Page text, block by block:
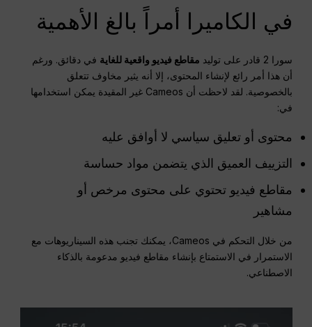
في الكاميرا أمراً بالغ الأهمية
سورا 2 قادر على توليد مقاطع فيديو واقعية للغاية في دقائق. ورغم
أن هذا أمر رائع لإنشاء المحتوى، إلا أنه يثير مخاوف تتعلق
بالخصوصية. لقد لاحظت أن Cameos غير المقيدة يمكن استخدامها
في:
محتوى أو تعليق سياسي لا أوافق عليه
التزييف العميق الذي يتضمن مواد حساسة
مقاطع فيديو تحتوي على محتوى مرخص أو
مشاهير
من خلال التحكم في Cameos، يمكنك تجنب هذه السيناريوهات مع
الاستمرار في الاستمتاع بإنشاء مقاطع فيديو مدعومة بالذكاء
الاصطناعي.